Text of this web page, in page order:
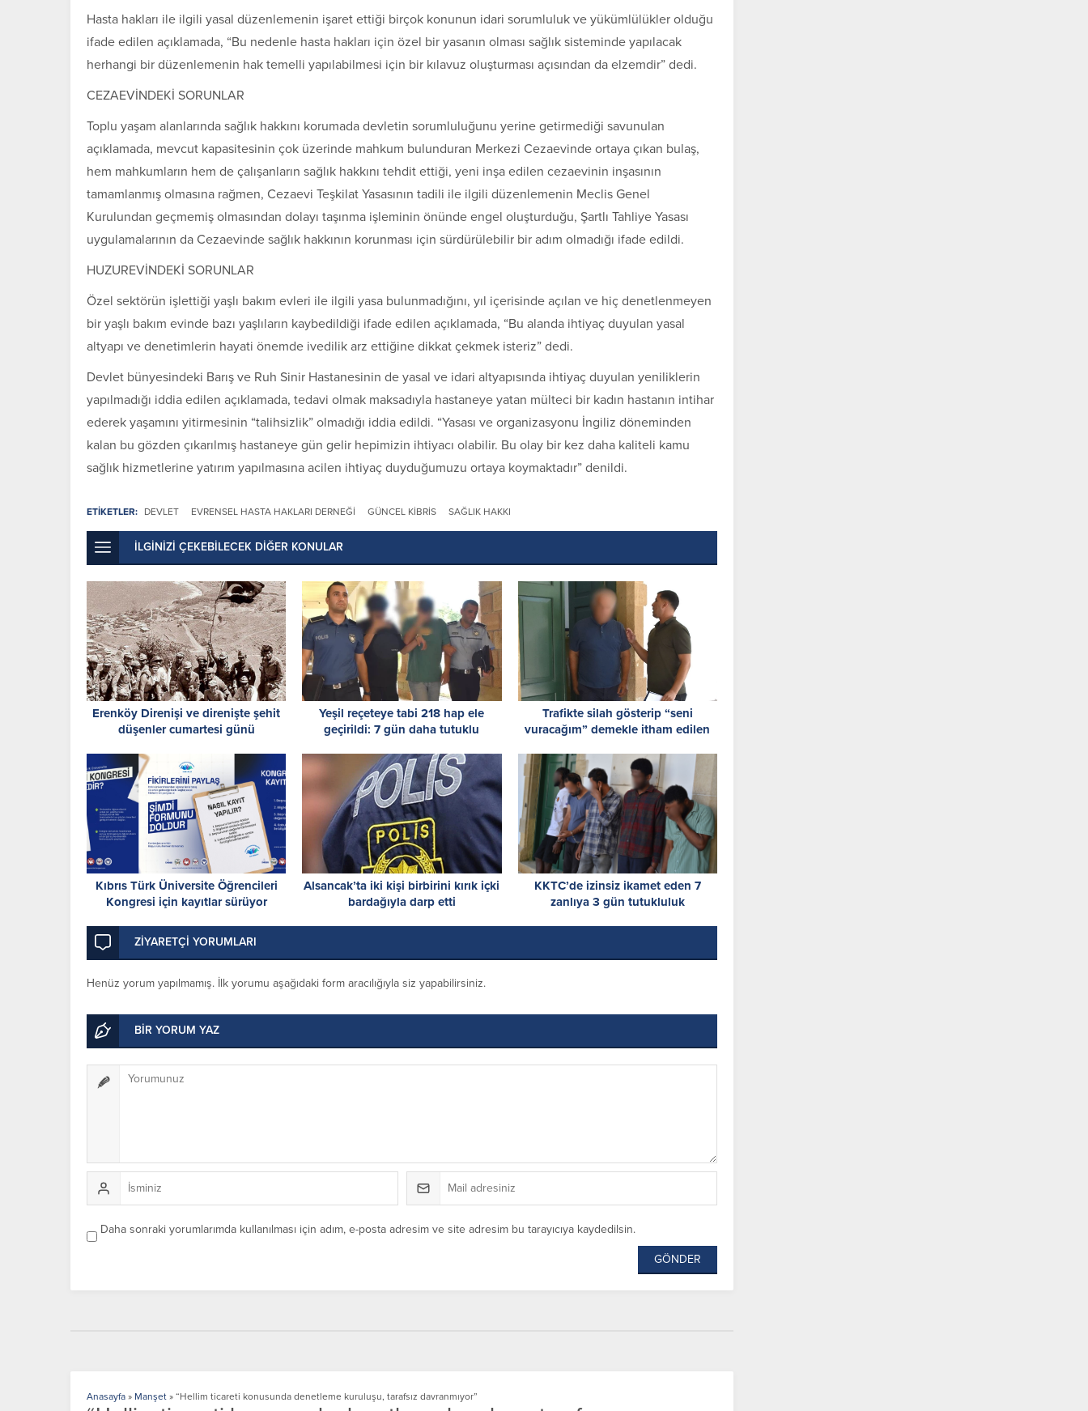
Hasta hakları ile ilgili yasal düzenlemenin işaret ettiği birçok konunun idari sorumluluk ve yükümlülükler olduğu
ifade edilen açıklamada, “Bu nedenle hasta hakları için özel bir yasanın olması sağlık sisteminde yapılacak
herhangi bir düzenlemenin hak temelli yapılabilmesi için bir kılavuz oluşturması açısından da elzemdir” dedi.
CEZAEVİNDEKİ SORUNLAR
Toplu yaşam alanlarında sağlık hakkını korumada devletin sorumluluğunu yerine getirmediği savunulan
açıklamada, mevcut kapasitesinin çok üzerinde mahkum bulunduran Merkezi Cezaevinde ortaya çıkan bulaş,
hem mahkumların hem de çalışanların sağlık hakkını tehdit ettiği, yeni inşa edilen cezaevinin inşasının
tamamlanmış olmasına rağmen, Cezaevi Teşkilat Yasasının tadili ile ilgili düzenlemenin Meclis Genel
Kurulundan geçmemiş olmasından dolayı taşınma işleminin önünde engel oluşturduğu, Şartlı Tahliye Yasası
uygulamalarının da Cezaevinde sağlık hakkının korunması için sürdürülebilir bir adım olmadığı ifade edildi.
HUZUREVİNDEKİ SORUNLAR
Özel sektörün işlettiği yaşlı bakım evleri ile ilgili yasa bulunmadığını, yıl içerisinde açılan ve hiç denetlenmeyen
bir yaşlı bakım evinde bazı yaşlıların kaybedildiği ifade edilen açıklamada, “Bu alanda ihtiyaç duyulan yasal
altyapı ve denetimlerin hayati önemde ivedilik arz ettiğine dikkat çekmek isteriz” dedi.
Devlet bünyesindeki Barış ve Ruh Sinir Hastanesinin de yasal ve idari altyapısında ihtiyaç duyulan yeniliklerin
yapılmadığı iddia edilen açıklamada, tedavi olmak maksadıyla hastaneye yatan mülteci bir kadın hastanın intihar
ederek yaşamını yitirmesinin “talihsizlik” olmadığı iddia edildi. “Yasası ve organizasyonu İngiliz döneminden
kalan bu gözden çıkarılmış hastaneye gün gelir hepimizin ihtiyacı olabilir. Bu olay bir kez daha kaliteli kamu
sağlık hizmetlerine yatırım yapılmasına acilen ihtiyaç duyduğumuzu ortaya koymaktadır” denildi.
ETİKETLER: DEVLET EVRENSEL HASTA HAKLARI DERNEĞI GÜNCEL KIBRIS SAĞLIK HAKKI
İLGİNİZİ ÇEKEBİLECEK DİĞER KONULAR
Erenköy Direnişi ve direnişte şehit
düşenler cumartesi günü
Yeşil reçeteye tabi 218 hap ele
geçirildi: 7 gün daha tutuklu
Trafikte silah gösterip “seni
vuracağım” demekle itham edilen
Kıbrıs Türk Üniversite Öğrencileri
Kongresi için kayıtlar sürüyor
Alsancak’ta iki kişi birbirini kırık içki
bardağıyla darp etti
KKTC’de izinsiz ikamet eden 7
zanlıya 3 gün tutukluluk
ZİYARETÇİ YORUMLARI
Henüz yorum yapılmamış. İlk yorumu aşağıdaki form aracılığıyla siz yapabilirsiniz.
BİR YORUM YAZ
Daha sonraki yorumlarımda kullanılması için adım, e-posta adresim ve site adresim bu tarayıcıya kaydedilsin.
Anasayfa » Manşet » “Hellim ticareti konusunda denetleme kuruluşu, tarafsız davranmıyor”